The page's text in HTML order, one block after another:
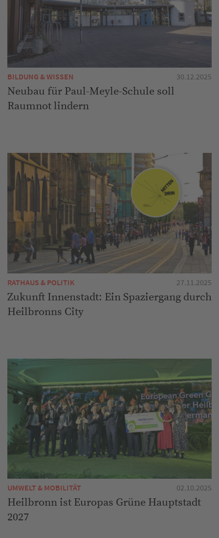
BILDUNG & WISSEN 30.12.2025
Neubau für Paul-Meyle-Schule soll
Raumnot lindern
RATHAUS & POLITIK 27.11.2025
Zukunft Innenstadt: Ein Spaziergang durch
Heilbronns City
UMWELT & MOBILITÄT 02.10.2025
Heilbronn ist Europas Grüne Hauptstadt
2027